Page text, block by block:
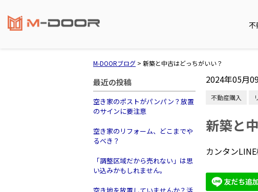
不
M-DOORブログ > 新築と中古はどっちがいい？
最近の投稿
空き家のポストがパンパン？放置
のサインに要注意
空き家のリフォーム、どこまでや
るべき？
「調整区域だから売れない」は思
い込みかもしれません。
2024年05月
不動産購入
新築と
カンタン